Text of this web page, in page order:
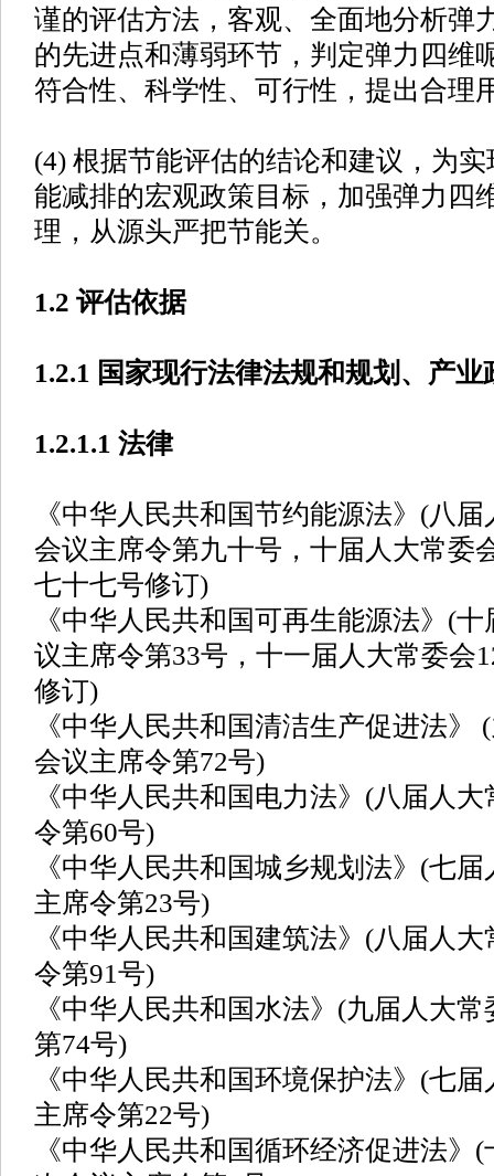
谨的评估方法，客观、全面地分析弹
的先进点和薄弱环节，判定弹力四维
符合性、科学性、可行性，提出合理
(4) 根据节能评估的结论和建议，为
能减排的宏观政策目标，加强弹力四
理，从源头严把节能关。
1.2 评估依据
1.2.1 国家现行法律法规和规划、产
1.2.1.1 法律
《中华人民共和国节约能源法》(八
会议主席令第九十号，十届人大常委
七十七号修订)
《中华人民共和国可再生能源法》(
议主席令第33号，十一届人大常委会
修订)
《中华人民共和国清洁生产促进法》
会议主席令第72号)
《中华人民共和国电力法》(八届人
令第60号)
《中华人民共和国城乡规划法》(七
主席令第23号)
《中华人民共和国建筑法》(八届人
令第91号)
《中华人民共和国水法》(九届人大
第74号)
《中华人民共和国环境保护法》(七
主席令第22号)
《中华人民共和国循环经济促进法》